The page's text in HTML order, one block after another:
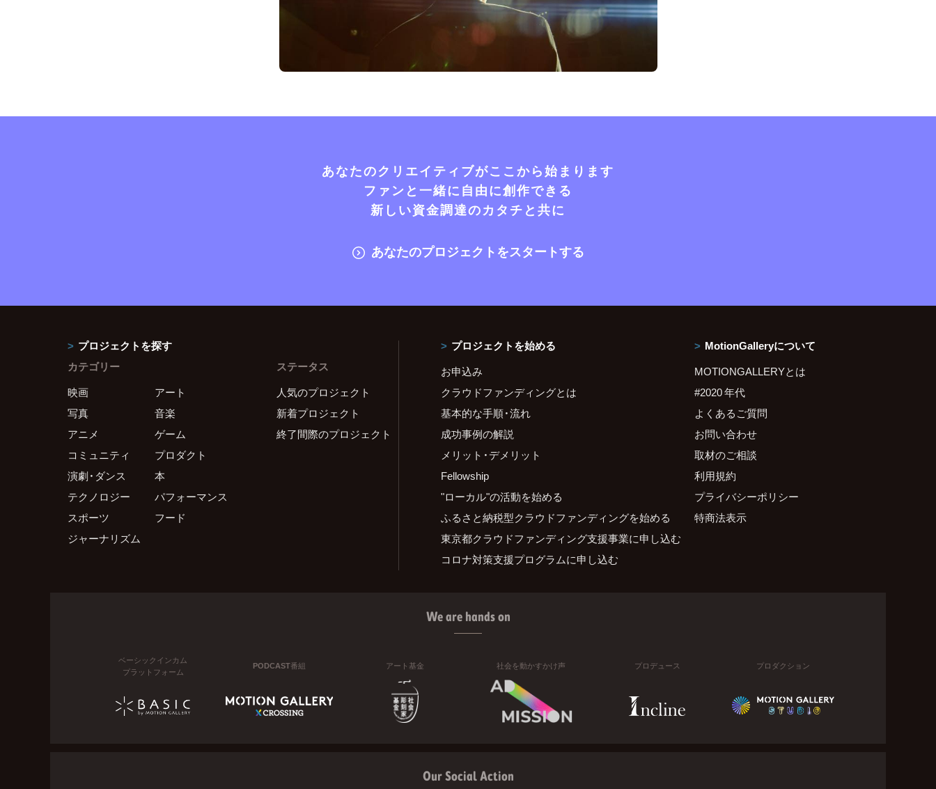
あなたのクリエイティブがここから始まります
ファンと一緒に自由に創作できる
新しい資金調達のカタチと共に
あなたのプロジェクトをスタートする
プロジェクトを探す
カテゴリー
映画
アート
写真
音楽
アニメ
ゲーム
コミュニティ
プロダクト
演劇・ダンス
本
テクノロジー
パフォーマンス
スポーツ
フード
ジャーナリズム
ステータス
人気のプロジェクト
新着プロジェクト
終了間際のプロジェクト
プロジェクトを始める
お申込み
クラウドファンディングとは
基本的な手順・流れ
成功事例の解説
メリット・デメリット
Fellowship
"ローカル"の活動を始める
ふるさと納税型クラウドファンディングを始める
東京都クラウドファンディング支援事業に申し込む
コロナ対策支援プログラムに申し込む
MotionGalleryについて
MOTIONGALLERYとは
#2020 年代
よくあるご質問
お問い合わせ
取材のご相談
利用規約
プライバシーポリシー
特商法表示
We are hands on
ベーシックインカム
プラットフォーム
PODCAST番組 アート基金 社会を動かすかけ声 プロデュース プロダクション
Our Social Action